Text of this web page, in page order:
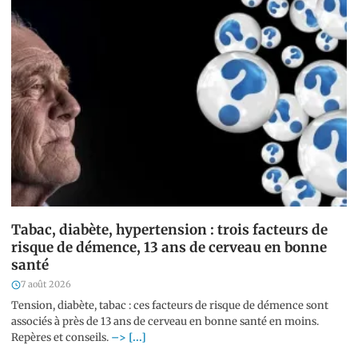
Tabac, diabète, hypertension : trois facteurs de
risque de démence, 13 ans de cerveau en bonne
santé
7 août 2026
Tension, diabète, tabac : ces facteurs de risque de démence sont
associés à près de 13 ans de cerveau en bonne santé en moins.
Repères et conseils. –> [...]